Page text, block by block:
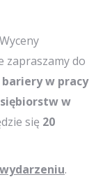
zapraszamy do
bariery w pracy
w
się 20
.